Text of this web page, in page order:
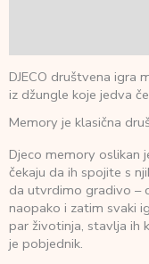
DJECO društvena igra
iz džungle koje jedva
Memory je klasična
Djeco memory oslikan
čekaju da ih spojite s
da utvrdimo gradivo –
naopako i zatim svaki
par životinja, stavlja ih
je pobjednik.